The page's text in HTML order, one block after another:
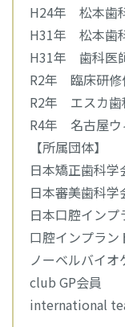
H24年 松本
H31年 松本
H31年 歯科医
R2年 臨床研
R2年 エスカ
R4年 名古屋
【所属団体】
日本矯正歯科学
日本審美歯科学
日本口腔インプ
口腔インプラン
ノーベルバイ
club GP会員
international